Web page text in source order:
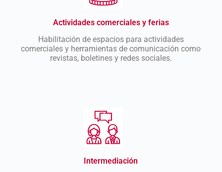
Actividades comerciales y ferias
Habilitación de espacios para actividades
comerciales y herramientas de comunicación como
revistas, boletines y redes sociales.
Intermediación